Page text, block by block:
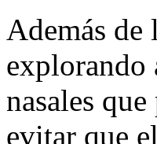
Además de
explorando
nasales
evitar que